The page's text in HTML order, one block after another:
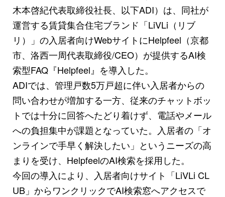
木本啓紀代表取締役社長、以下ADI）は、同社が
運営する賃貸集合住宅ブランド「LiVLi（リブ
リ）」の入居者向けWebサイトにHelpfeel（京都
市、洛西一周代表取締役/CEO）が提供するAI検
索型FAQ『Helpfeel』を導入した。
ADIでは、管理戸数5万戸超に伴い入居者からの
問い合わせが増加する一方、従来のチャットボッ
トでは十分に回答へたどり着けず、電話やメール
への負担集中が課題となっていた。入居者の「オ
ンラインで手早く解決したい」というニーズの高
まりを受け、HelpfeelのAI検索を採用した。
今回の導入により、入居者向けサイト「LiVLi CL
UB」からワンクリックでAI検索窓へアクセスで